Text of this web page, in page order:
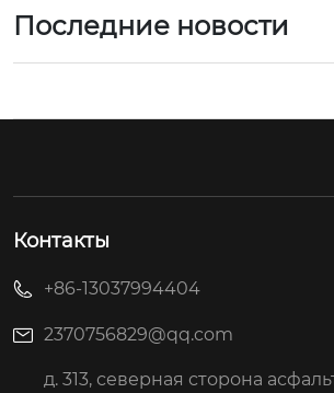
Последние новости
Контакты
+86-13037994404
2370756829@qq.com
д. 313, северная сторона